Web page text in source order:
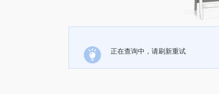
正在查询中，请刷新重试